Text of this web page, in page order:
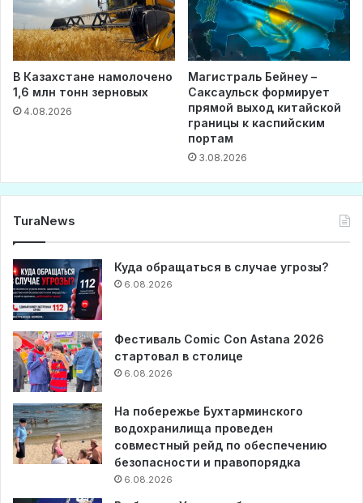
В Казахстане намолочено
1,6 млн тонн зерновых
4.08.2026
Магистраль Бейнеу –
Саксаульск формирует
прямой выход китайской
границы к каспийским
портам
3.08.2026
TuraNews
Куда обращаться в случае угрозы?
6.08.2026
Фестиваль Comic Con Astana 2026
стартовал в столице
6.08.2026
На побережье Бухтарминского
водохранилища проведен
совместный рейд по обеспечению
безопасности и правопорядка
6.08.2026